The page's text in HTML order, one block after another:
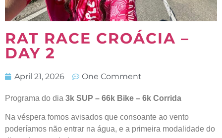
RAT RACE CROÁCIA –
DAY 2
April 21, 2026 One Comment
Programa do dia 3k SUP – 66k Bike – 6k Corrida
Na véspera fomos avisados que consoante ao vento
poderíamos não entrar na água, e a primeira modalidade do